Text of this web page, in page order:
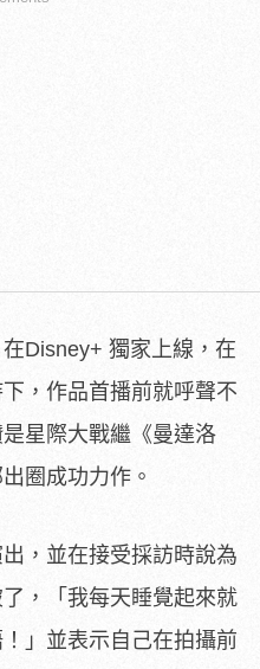
Disney+ 獨家上線，在
，作品首播前就呼聲不
星際大戰繼《曼達洛
圈成功力作。
，並在接受採訪時說為
，「我每天睡覺起來就
」並表示自己在拍攝前